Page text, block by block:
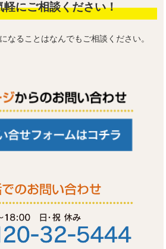
軽にご相談ください！
なることはなんでもご相談ください。